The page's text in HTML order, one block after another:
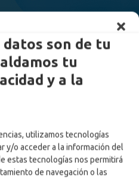
son de tu
tu
y a la
utilizamos tecnologías
y/o acceder a la información del
estas tecnologías nos permitirá
de navegación o las